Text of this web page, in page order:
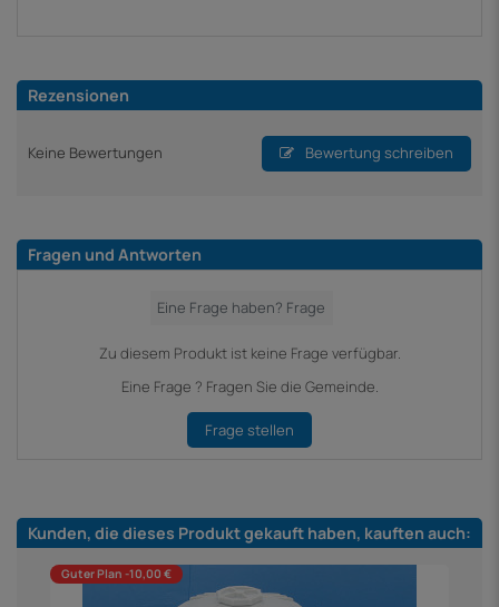
Rezensionen
Keine Bewertungen Bewertung schreiben
Fragen und Antworten
Zu diesem Produkt ist keine Frage verfügbar.
Eine Frage ? Fragen Sie die Gemeinde.
Frage stellen
Kunden, die dieses Produkt gekauft haben, kauften auch:
Guter Plan -10,00 €